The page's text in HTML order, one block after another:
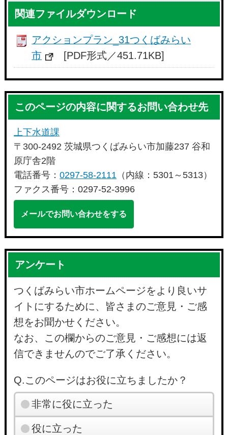
関連ファイルダウンロード
アクションプラン_31つくばみらい
市
[PDF形式／451.71KB]
このページの内容に関するお問い合わせ先
上下水道課
〒300-2492 茨城県つくばみらい市加藤237 谷和
原庁舎2階
電話番号：0297-58-2111 （内線：5301～5313）
ファクス番号：0297-52-3996
メールでお問い合わせをする
アンケート
つくばみらい市ホームページをより良いサ
イトにするために、皆さまのご意見・ご感
想をお聞かせください。
なお、この欄からのご意見・ご感想には返
信できませんのでご了承ください。
Q.このページはお役に立ちましたか？
非常に役に立った
役に立った